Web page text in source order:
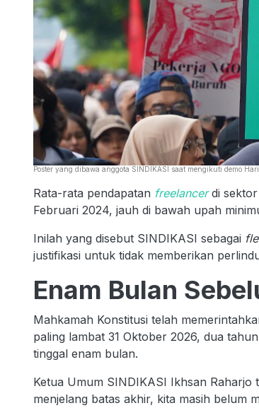
Poster yang dibawa anggota SINDIKASI saat mengikuti demo
Rata-rata pendapatan freelancerdi sektor
Februari 2024, jauh di bawah upah
Inilah yang disebut SINDIKASI sebagai
justifikasi untuk tidak memberikan
Enam Bulan
Mahkamah Konstitusi telah
paling lambat 31 Oktober 2026, dua
tinggal enam bulan.
Ketua Umum SINDIKASI Ikhsan
menjelang batas akhir, kita masih belum